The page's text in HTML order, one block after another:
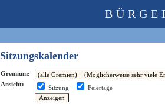
Sitzungskalender
Gremium:
Ansicht:
Sitzung Feiertage